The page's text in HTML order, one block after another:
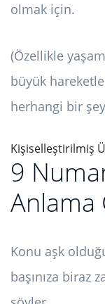
olmak için.
(Özellikle
büyük
herhangi bir
Kişiselleştirilmiş
9
Anlama
Konu aşk
başınıza biraz